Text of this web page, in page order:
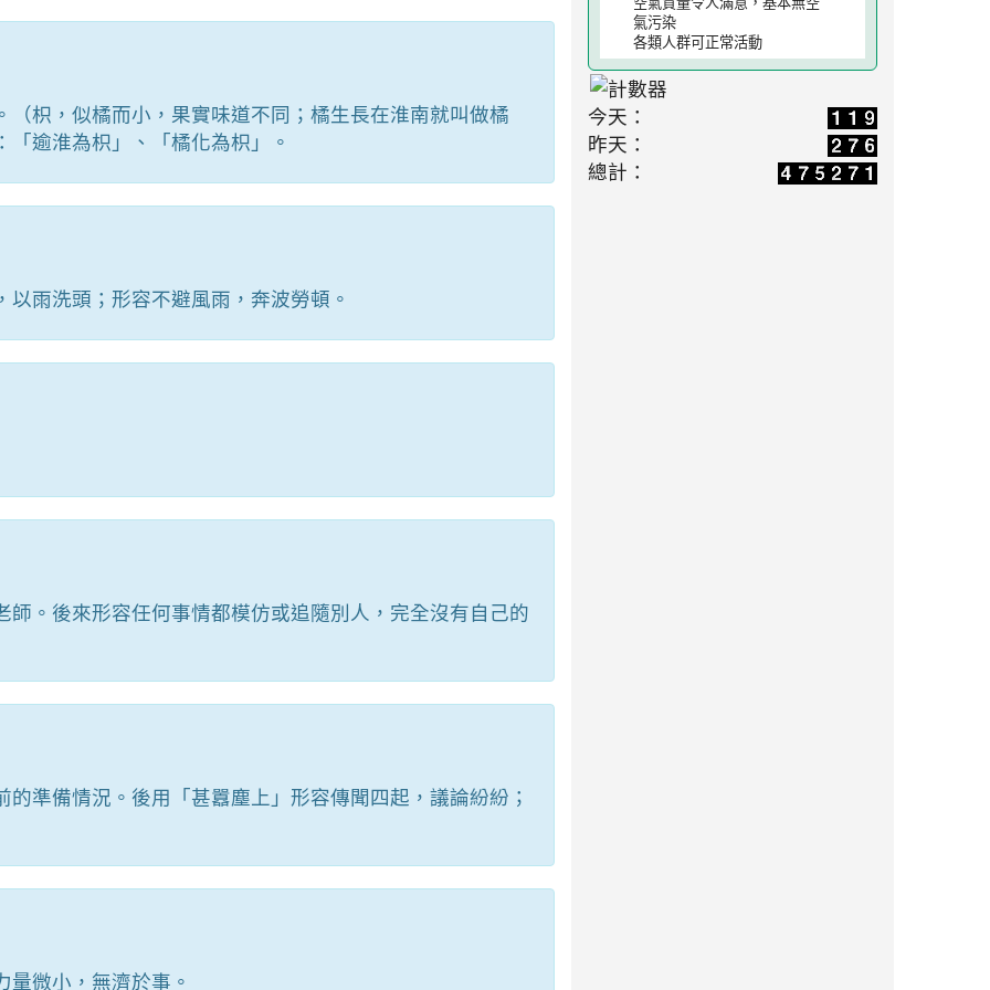
枳，似橘而小，果實味道不同；橘生長在淮南就叫做橘
逾淮為枳」、「橘化為枳」。
雨洗頭；形容不避風雨，奔波勞頓。
。後來形容任何事情都模仿或追隨別人，完全沒有自己的
準備情況。後用「甚囂塵上」形容傳聞四起，議論紛紛；
微小，無濟於事。
氣污染
各類人群可正常活動
今天：
昨天：
總計：